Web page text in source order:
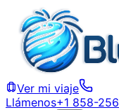
Ver mi viaje
Llámenos+1 858-